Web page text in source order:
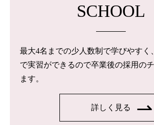
SCHOOL
最大4名までの少人数制で学びやすく
で実習ができるので卒業後の採用の
ます。
詳しく見る